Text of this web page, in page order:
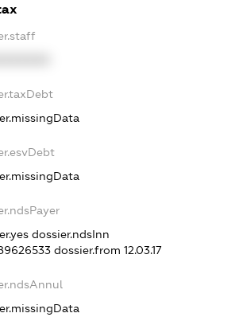
dossier.ndsInn
dossier.from 12.03.17